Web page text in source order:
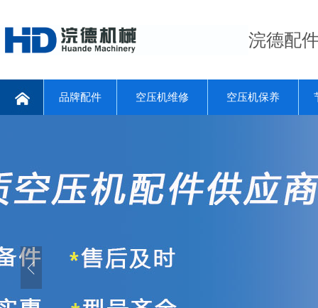
浣德配
品牌配件 空压机维修 空压机保养